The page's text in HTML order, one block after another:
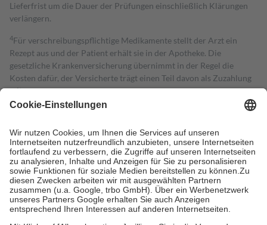
Lieferfrist um die Dauer der Prüfungen einschließlich Klärungen
verlängern.
4Für verschreibungspflichtige Medikamente stellt der Arzt ein
Rezept aus und der Patient erhält sie in der Apotheke. Die
gesetzliche Krankenversicherung übernimmt in der Regel die
Kosten dafür, der Versicherte trägt einen Teil davon als Zuzahlung
mit.
Grundsätzlich leisten Mitglieder Zuzahlungen in Höhe von zehn
höchstens zehn Euro.
Es sind jedoch nie mehr als die tatsächlichen
Kosten der Leistung zu entrichten.
Diese Regeln gelten grundsätzlich auch für Online-Apotheken.
Bei Heilmitteln und häuslicher Krankenpflege beträgt die
Zuzahlung zehn Prozent der Kosten sowie zehn Euro je
Verordnung.
Um das Engagement der Versicherten für ihre eigene Gesundheit zu
stärken und die besondere Stellung der Familie zu unterstützen,